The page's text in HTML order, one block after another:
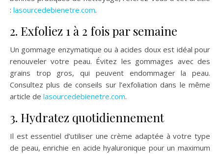
: lasourcedebienetre.com.
2. Exfoliez 1 à 2 fois par semaine
Un gommage enzymatique ou à acides doux est idéal pour
renouveler votre peau. Évitez les gommages avec des
grains trop gros, qui peuvent endommager la peau.
Consultez plus de conseils sur l’exfoliation dans le même
article de lasourcedebienetre.com.
3. Hydratez quotidiennement
Il est essentiel d’utiliser une crème adaptée à votre type
de peau, enrichie en acide hyaluronique pour un maximum